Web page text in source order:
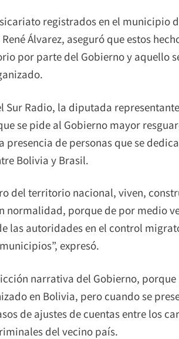
registrados en el municipio
Álvarez, aseguró que estos
por parte del Gobierno y aquello
Sur Radio, la diputada
se pide al Gobierno mayor
presencia de personas que se
Bolivia y Brasil.
del territorio nacional, viven,
normalidad, porque de por medio
las autoridades en el control
expresó.
narrativa del Gobierno,
en Bolivia, pero cuando se
de ajustes de cuentas entre los
del vecino país.